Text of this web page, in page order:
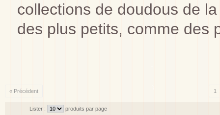
collections de doudous de
des plus petits, comme des
« Précédent 1
Lister : produits par page